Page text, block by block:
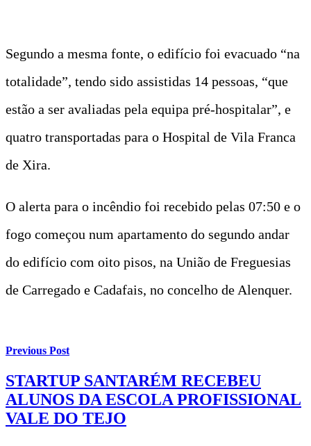
Segundo a mesma fonte, o edifício foi evacuado “na
totalidade”, tendo sido assistidas 14 pessoas, “que
estão a ser avaliadas pela equipa pré-hospitalar”, e
quatro transportadas para o Hospital de Vila Franca
de Xira.
O alerta para o incêndio foi recebido pelas 07:50 e o
fogo começou num apartamento do segundo andar
do edifício com oito pisos, na União de Freguesias
de Carregado e Cadafais, no concelho de Alenquer.
Previous Post
STARTUP SANTARÉM RECEBEU
ALUNOS DA ESCOLA PROFISSIONAL
VALE DO TEJO